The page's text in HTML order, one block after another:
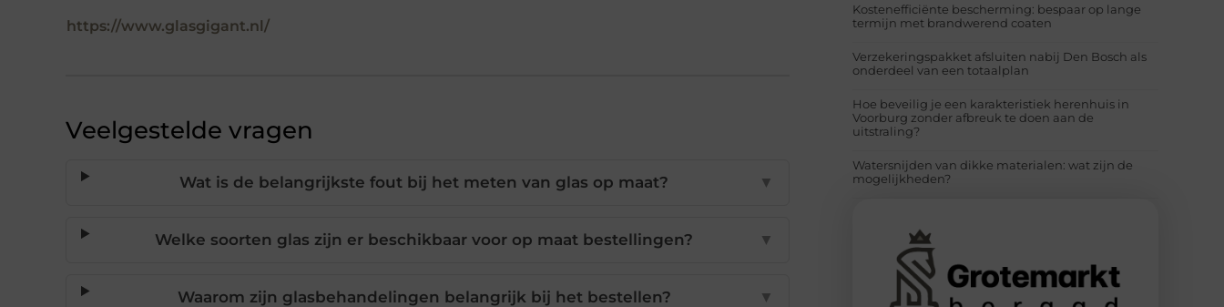
https://www.glasgigant.nl/
Veelgestelde vragen
Wat is de belangrijkste fout bij het meten van glas op maat? ▼
Welke soorten glas zijn er beschikbaar voor op maat bestellingen? ▼
Waarom zijn glasbehandelingen belangrijk bij het bestellen? ▼
Kostenefficiënte bescherming: bespaar op lange
termijn met brandwerend coaten
Verzekeringspakket afsluiten nabij Den Bosch als
onderdeel van een totaalplan
Hoe beveilig je een karakteristiek herenhuis in
Voorburg zonder afbreuk te doen aan de
uitstraling?
Watersnijden van dikke materialen: wat zijn de
mogelijkheden?